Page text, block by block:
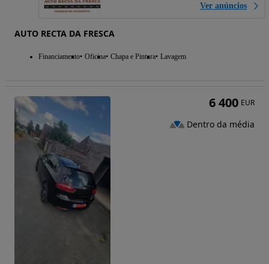
Ver anúncios
AUTO RECTA DA FRESCA
Financiamento Oficina Chapa e Pintura Lavagem
6 400 EUR
Dentro da média